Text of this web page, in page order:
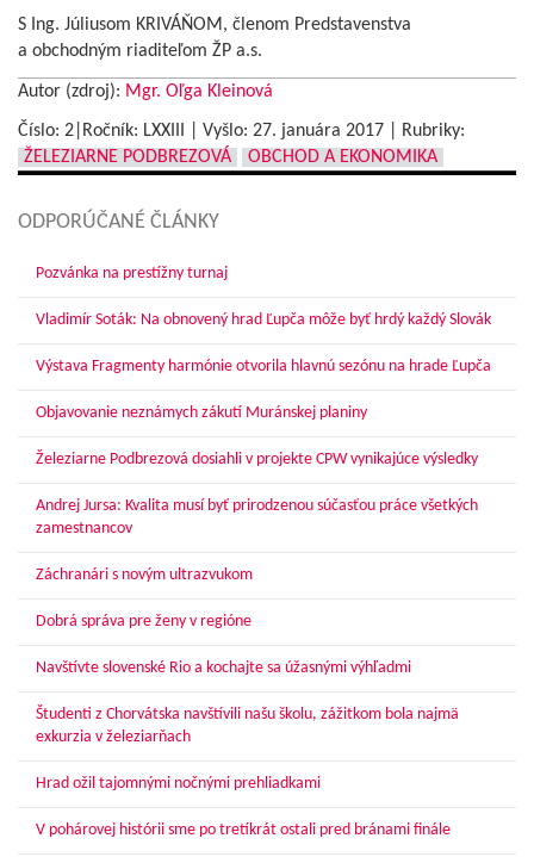
S Ing. Júliusom KRIVÁŇOM, členom Predstavenstva
a obchodným riaditeľom ŽP a.s.
Autor (zdroj): Mgr. Oľga Kleinová
Číslo: 2|Ročník: LXXIII | Vyšlo: 27. januára 2017
Rubriky:
ŽELEZIARNE PODBREZOVÁ
OBCHOD A EKONOMIKA
ODPORÚČANÉ ČLÁNKY
Pozvánka na prestížny turnaj
Vladimír Soták: Na obnovený hrad Ľupča môže byť hrdý každý Slovák
Výstava Fragmenty harmónie otvorila hlavnú sezónu na hrade Ľupča
Objavovanie neznámych zákutí Muránskej planiny
Železiarne Podbrezová dosiahli v projekte CPW vynikajúce výsledky
Andrej Jursa: Kvalita musí byť prirodzenou súčasťou práce všetkých
zamestnancov
Záchranári s novým ultrazvukom
Dobrá správa pre ženy v regióne
Navštívte slovenské Rio a kochajte sa úžasnými výhľadmi
Študenti z Chorvátska navštívili našu školu, zážitkom bola najmä
exkurzia v železiarňach
Hrad ožil tajomnými nočnými prehliadkami
V pohárovej histórii sme po tretíkrát ostali pred bránami finále